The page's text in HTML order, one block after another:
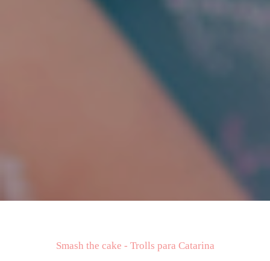
Smash the cake - Trolls para Catarina